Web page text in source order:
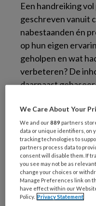
Een handreiking
geschreven vanuit
nabestaanden én
op hun eigen
geholpen en wat
verbeteren? De
daarnaast
zorgstandaarden
van Akwa GGZ.
professionals
samenwerken met
naasten bij
We Care About Your
We and our889 partners
data or unique identifiers, on
tracking technologies to
partners process data to
consent will disable them. If
you see may not be as
change your choices or
Manage Preferences link on
have effect within our
Policy. Privacy Statement